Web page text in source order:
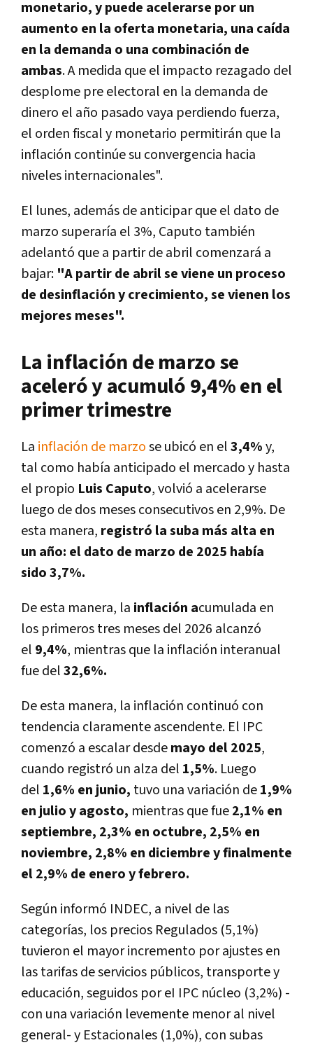
monetario, y puede acelerarse por un
aumento en la oferta monetaria, una caída
en la demanda o una combinación de
ambas. A medida que el impacto rezagado del
desplome pre electoral en la demanda de
dinero el año pasado vaya perdiendo fuerza,
el orden fiscal y monetario permitirán que la
inflación continúe su convergencia hacia
niveles internacionales".
El lunes, además de anticipar que el dato de
marzo superaría el 3%, Caputo también
adelantó que a partir de abril comenzará a
bajar: "A partir de abril se viene un proceso
de desinflación y crecimiento, se vienen los
mejores meses".
La inflación de marzo se
aceleró y acumuló 9,4% en el
primer trimestre
La inflación de marzose ubicó en el3,4%y,
tal como había anticipado el mercado y hasta
el propio Luis Caputo, volvió a acelerarse
luego de dos meses consecutivos en 2,9%. De
esta manera, registró la suba más alta en
un año: el dato de marzo de 2025 había
sido 3,7%.
De esta manera, la inflación acumulada en
los primeros tres meses del 2026 alcanzó
el 9,4%, mientras que la inflación interanual
fue del32,6%.
De esta manera, la inflación continuó con
tendencia claramente ascendente. El IPC
comenzó a escalar desdemayo del 2025,
cuando registró un alza del 1,5%. Luego
del 1,6% en junio, tuvo una variación de1,9%
en julio y agosto, mientras que fue2,1% en
septiembre, 2,3% en octubre, 2,5% en
noviembre, 2,8% en diciembre y finalmente
el 2,9% de enero y febrero.
Según informó INDEC, a nivel de las
categorías, los precios Regulados (5,1%)
tuvieron el mayor incremento por ajustes en
las tarifas de servicios públicos, transporte y
educación, seguidos por eI IPC núcleo (3,2%) -
con una variación levemente menor al nivel
general- y Estacionales (1,0%), con subas